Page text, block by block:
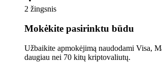
2 žingsnis
Mokėkite pasirinktu būdu
Užbaikite apmokėjimą naudodami Visa,
daugiau nei 70 kitų kriptovaliutų.